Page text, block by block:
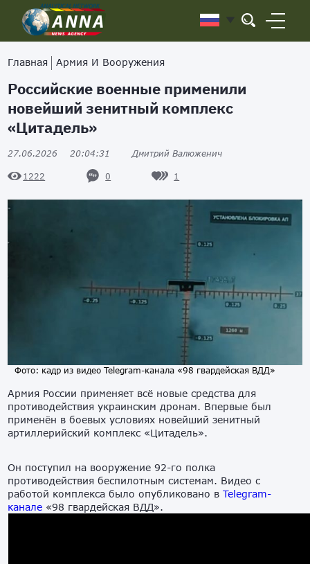
Главная Армия И Вооружения
Российские военные применили
новейший зенитный комплекс
«Цитадель»
27.06.2026 20:04:31 Дмитрий Валюженич
1222 0 1
Фото: кадр из видео Telegram-канала «98 гвардейская ВДД»
Армия России применяет всё новые средства для
противодействия украинским дронам. Впервые был
применён в боевых условиях новейший зенитный
артиллерийский комплекс «Цитадель».
Он поступил на вооружение 92-го полка
противодействия беспилотным системам. Видео с
работой комплекса было опубликовано вTelegram-
канале «98 гвардейская ВДД».